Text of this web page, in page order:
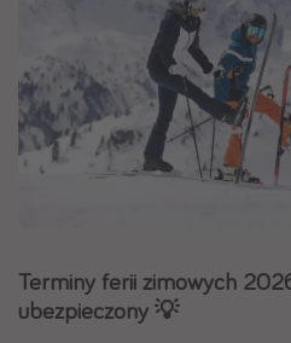
Grecja
Turcja
Egipt
Polska
Malediwy
Terminy ferii zimowych
ubezpieczony 💡